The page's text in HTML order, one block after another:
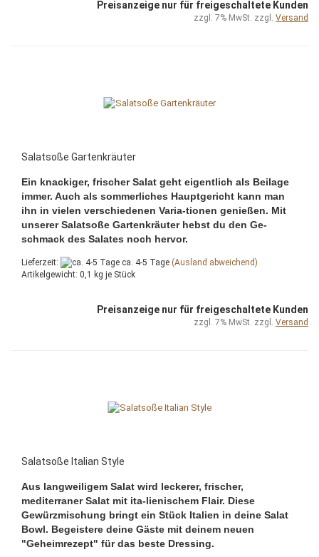
Preisanzeige nur für freigeschaltete Kunden
zzgl. 7% MwSt. zzgl. Versand
Salatsoße Gartenkräuter
Ein knackiger, frischer Salat geht eigentlich als Beilage
immer. Auch als sommerliches Hauptgericht kann man
ihn in vielen verschiedenen Varia-tionen genießen. Mit
unserer Salatsoße Gartenkräuter hebst du den Ge-
schmack des Salates noch hervor.
Lieferzeit: ca. 4-5 Tage (Ausland abweichend)
Artikelgewicht: 0,1 kg je Stück
Preisanzeige nur für freigeschaltete Kunden
zzgl. 7% MwSt. zzgl. Versand
Salatsoße Italian Style
Aus langweiligem Salat wird leckerer, frischer,
mediterraner Salat mit ita-lienischem Flair. Diese
Gewürzmischung bringt ein Stück Italien in deine Salat
Bowl. Begeistere deine Gäste mit deinem neuen
"Geheimrezept" für das beste Dressing.